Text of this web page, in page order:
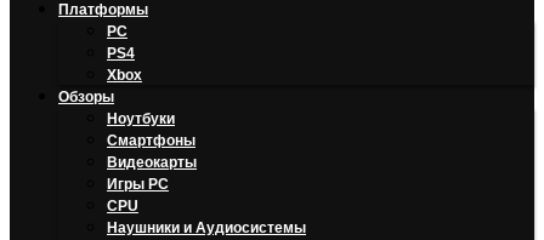
Платформы
PC
PS4
Xbox
Обзоры
Ноутбуки
Смартфоны
Видеокарты
Игры PC
CPU
Наушники и Аудиосистемы